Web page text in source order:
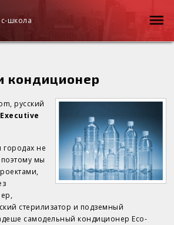
школа
кондиционер
русский
Executive
городах не
поэтому мы
стерилизатор и подземный
самодельный кондиционер Eco-